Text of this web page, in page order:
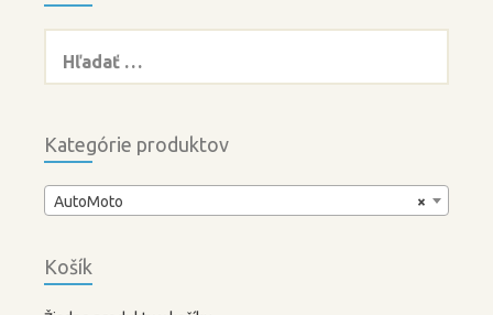
Kategórie produktov
×
AutoMoto
Košík